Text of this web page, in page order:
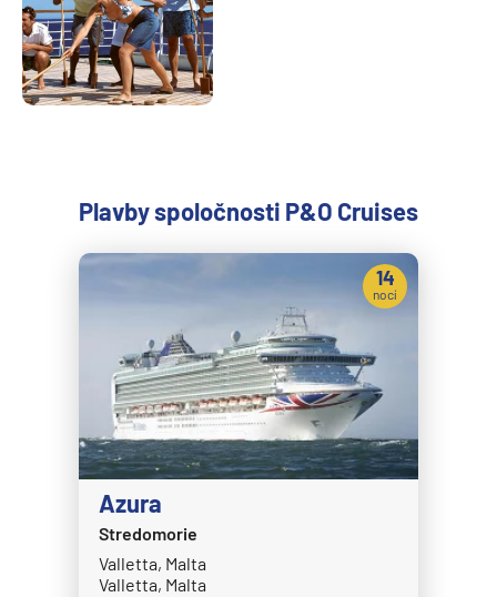
Plavby spoločnosti P&O Cruises
Azura
Stredomorie
Valletta, Malta
Valletta, Malta
14
nocí